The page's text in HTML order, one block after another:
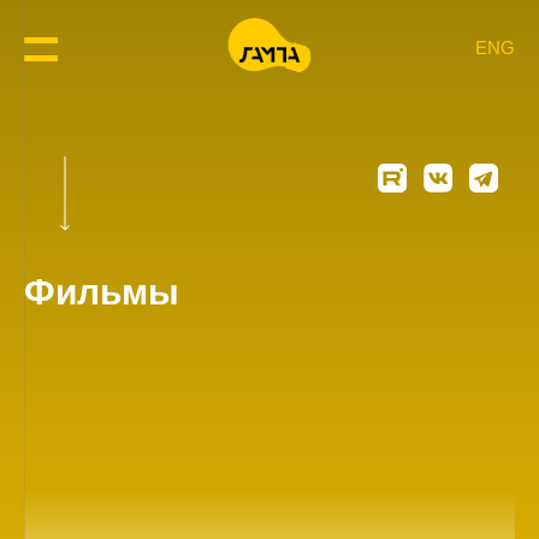
ENG
Фильмы